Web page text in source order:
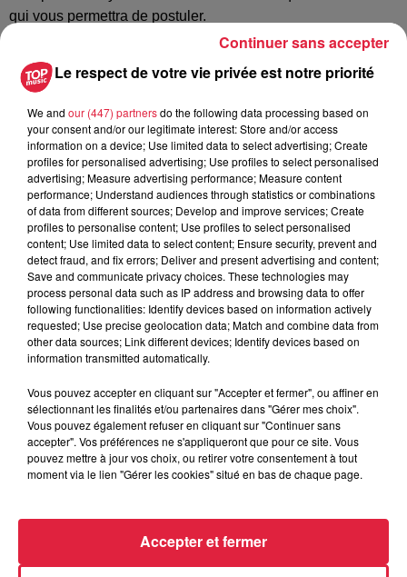
qui vous permettra de postuler.
Publié : 30 mars 2023 à 7h06 - Modifié : 30 mars 2023 à
16h11 Estelle Burckel
A lire aussi
6 août 2026
À Hoerdt, de l’eau brune sort des
robinets
6 août 2026
Catherine Trautmann réagit
6 août 2026
avec les flamants rouges
Le respect de votre vie privée est notre priorité
We and our (447) partnersdo the following data processing based on
your consent and/or our legitimate interest: Store and/or access
information on a device; Use limited data to select advertising; Create
profiles for personalised advertising; Use profiles to select personalised
advertising; Measure advertising performance; Measure content
performance; Understand audiences through statistics or combinations
of data from different sources; Develop and improve services; Create
profiles to personalise content; Use profiles to select personalised
content; Use limited data to select content; Ensure security, prevent and
detect fraud, and fix errors; Deliver and present advertising and content;
Save and communicate privacy choices. These technologies may
process personal data such as IP address and browsing data to offer
following functionalities: Identify devices based on information actively
requested; Use precise geolocation data; Match and combine data from
other data sources; Link different devices; Identify devices based on
information transmitted automatically.
Vous pouvez accepter en cliquant sur "Accepter et fermer", ou affiner en
sélectionnant les finalités et/ou partenaires dans "Gérer mes choix".
Vous pouvez également refuser en cliquant sur "Continuer sans
accepter". Vos préférences ne s'appliqueront que pour ce site. Vous
pouvez mettre à jour vos choix, ou retirer votre consentement à tout
moment via le lien "Gérer les cookies" situé en bas de chaque page.
Accepter et fermer
Continuer sans accepter